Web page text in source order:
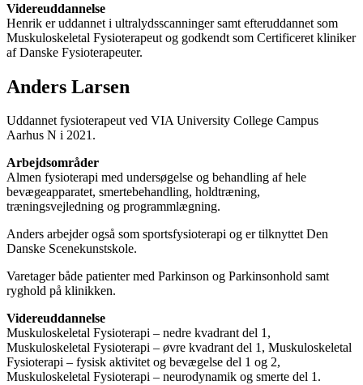
Videreuddannelse
Henrik er uddannet i ultralydsscanninger samt efteruddannet som
Muskuloskeletal Fysioterapeut og godkendt som Certificeret kliniker
af Danske Fysioterapeuter.
Anders Larsen
Uddannet fysioterapeut ved VIA University College Campus
Aarhus N i 2021.
Arbejdsområder
Almen fysioterapi med undersøgelse og behandling af hele
bevægeapparatet, smertebehandling, holdtræning,
træningsvejledning og programmlægning.
Anders arbejder også som sportsfysioterapi og er tilknyttet Den
Danske Scenekunstskole.
Varetager både patienter med Parkinson og Parkinsonhold samt
ryghold på klinikken.
Videreuddannelse
Muskuloskeletal Fysioterapi – nedre kvadrant del 1,
Muskuloskeletal Fysioterapi – øvre kvadrant del 1, Muskuloskeletal
Fysioterapi – fysisk aktivitet og bevægelse del 1 og 2,
Muskuloskeletal Fysioterapi – neurodynamik og smerte del 1.